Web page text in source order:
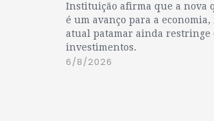
Instituição afirma que a nova
é um avanço para a economia,
atual patamar ainda restringe
investimentos.
6/8/2026